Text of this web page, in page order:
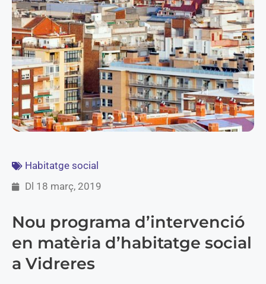
Habitatge social
Dl 18 març, 2019
Nou programa d’intervenció
en matèria d’habitatge social
a Vidreres